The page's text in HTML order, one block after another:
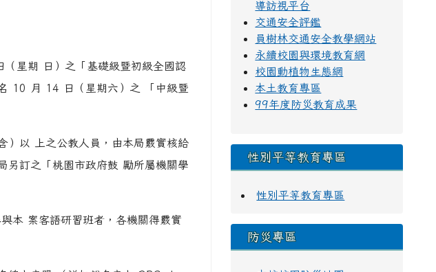
星期 日）之「基礎級暨初級全國認
10 月 14 日（星期六）之 「中級暨
）以 上之公教人員，由本局覈實核給
另訂之「桃園市政府鼓 勵所屬機關學
本 案客語研習班者，各機關得覈實
導訪視平台
交通安全評鑑
員樹林交通安全教學網站
永續校園與環境教育網
校園動植物生態網
本土教育專區
99年度防災教育成果
性別平等教育專區
性別平等教育專區
防災專區